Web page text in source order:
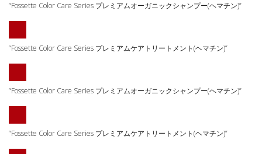
“Fossette Color Care Series プレミアムオーガニックシャンプー(ヘマチン)”
“Fossette Color Care Series プレミアムケアトリートメント(ヘマチン)”
“Fossette Color Care Series プレミアムオーガニックシャンプー(ヘマチン)”
“Fossette Color Care Series プレミアムケアトリートメント(ヘマチン)”